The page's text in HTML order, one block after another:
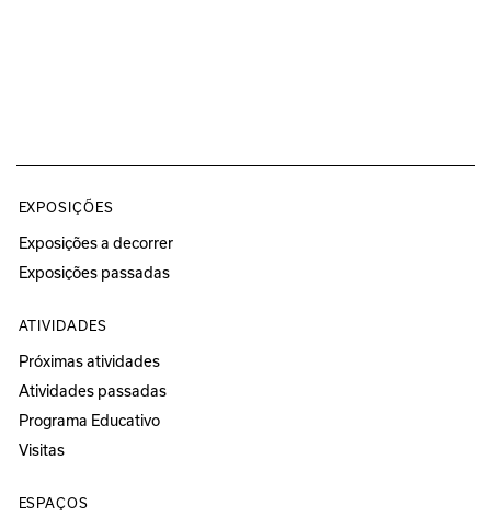
EXPOSIÇÕES
Exposições a decorrer
Exposições passadas
ATIVIDADES
Próximas atividades
Atividades passadas
Programa Educativo
Visitas
ESPAÇOS